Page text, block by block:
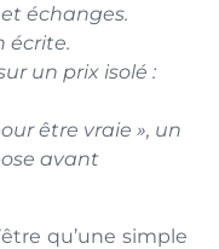
échanges.
écrite.
un prix isolé :
être vraie », un
avant
qu’une simple